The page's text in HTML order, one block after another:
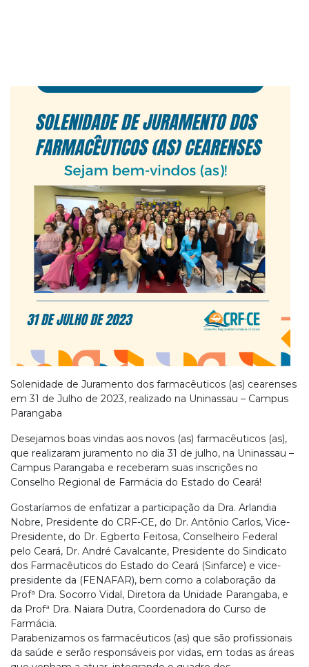
Solenidade de Juramento dos farmacêuticos (as) cearenses
em 31 de Julho de 2023, realizado na Uninassau – Campus
Parangaba
Desejamos boas vindas aos novos (as) farmacêuticos (as),
que realizaram juramento no dia 31 de julho, na Uninassau –
Campus Parangaba e receberam suas inscrições no
Conselho Regional de Farmácia do Estado do Ceará!
Gostaríamos de enfatizar a participação da Dra. Arlandia
Nobre, Presidente do CRF-CE, do Dr. Antônio Carlos, Vice-
Presidente, do Dr. Egberto Feitosa, Conselheiro Federal
pelo Ceará, Dr. André Cavalcante, Presidente do Sindicato
dos Farmacêuticos do Estado do Ceará (Sinfarce) e vice-
presidente da (FENAFAR), bem como a colaboração da
Profª Dra. Socorro Vidal, Diretora da Unidade Parangaba, e
da Profª Dra. Naiara Dutra, Coordenadora do Curso de
Farmácia.
Parabenizamos os farmacêuticos (as) que são profissionais
da saúde e serão responsáveis por vidas, em todas as áreas